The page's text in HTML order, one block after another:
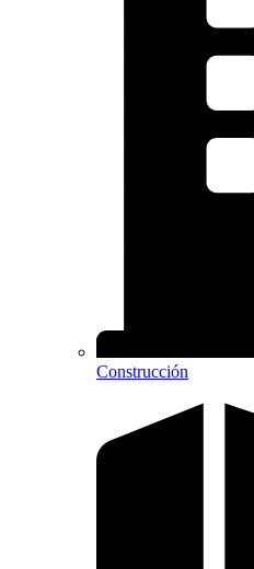
Construcción